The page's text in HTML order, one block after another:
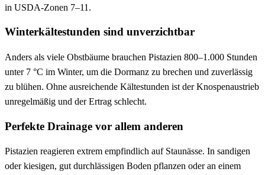
in USDA-Zonen 7–11.
Winterkältestunden sind unverzichtbar
Anders als viele Obstbäume brauchen Pistazien 800–1.000 Stunden
unter 7 °C im Winter, um die Dormanz zu brechen und zuverlässig
zu blühen. Ohne ausreichende Kältestunden ist der Knospenaustrieb
unregelmäßig und der Ertrag schlecht.
Perfekte Drainage vor allem anderen
Pistazien reagieren extrem empfindlich auf Staunässe. In sandigen
oder kiesigen, gut durchlässigen Boden pflanzen oder an einem